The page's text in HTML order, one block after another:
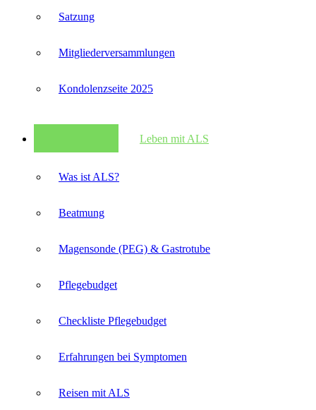
Satzung
Mitglieder­versammlungen
Kondolenzseite 2025
Leben mit ALS
Was ist ALS?
Beatmung
Magensonde (PEG) & Gastrotube
Pflegebudget
Checkliste Pflegebudget
Erfahrungen bei Symptomen
Reisen mit ALS